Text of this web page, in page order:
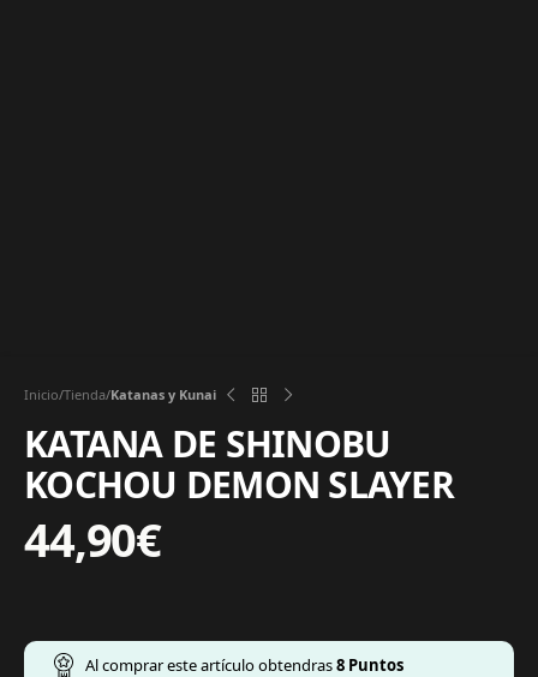
Inicio Tienda Katanas y Kunai
KATANA DE SHINOBU
KOCHOU DEMON SLAYER
44,90€
Al comprar este artículo obtendras8 Puntos